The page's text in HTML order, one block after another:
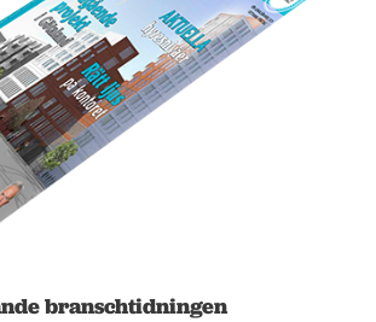
branschtidningen